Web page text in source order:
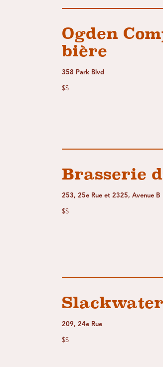
Ogden
bière
358 Park Blvd
$$
Brasserie
253, 25e Rue et 2325, Avenue B
$$
Slackwater
209, 24e Rue
$$